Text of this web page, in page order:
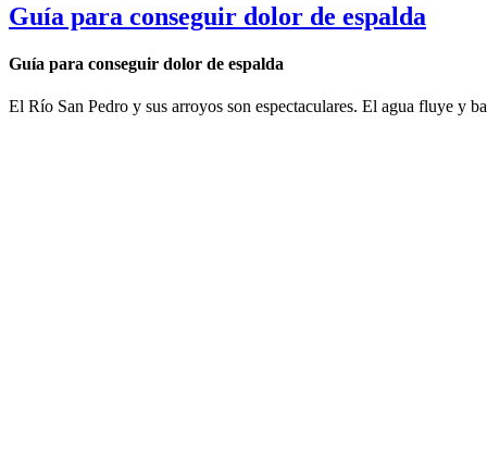
Guía para conseguir dolor de espalda
Guía para conseguir dolor de espalda
El Río San Pedro y sus arroyos son espectaculares. El agua fluye y